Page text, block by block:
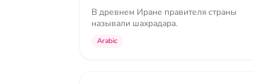
В древнем Иране правителя страны
называли шахрадара.
Arabic